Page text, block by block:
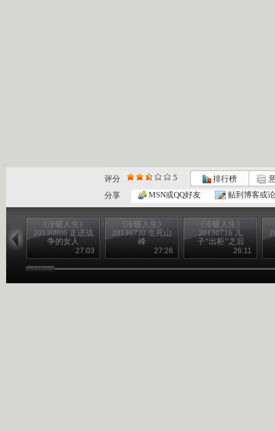
评分 5 排行榜
分享
MSN或QQ好友 贴到博客或
《冷暖人生》
20130806 走进战
争的女人
27:03
《冷暖人生》
20130730 生死山
峰
27:26
《冷暖人生》
20130716 儿
子“出柜”之后
26:11